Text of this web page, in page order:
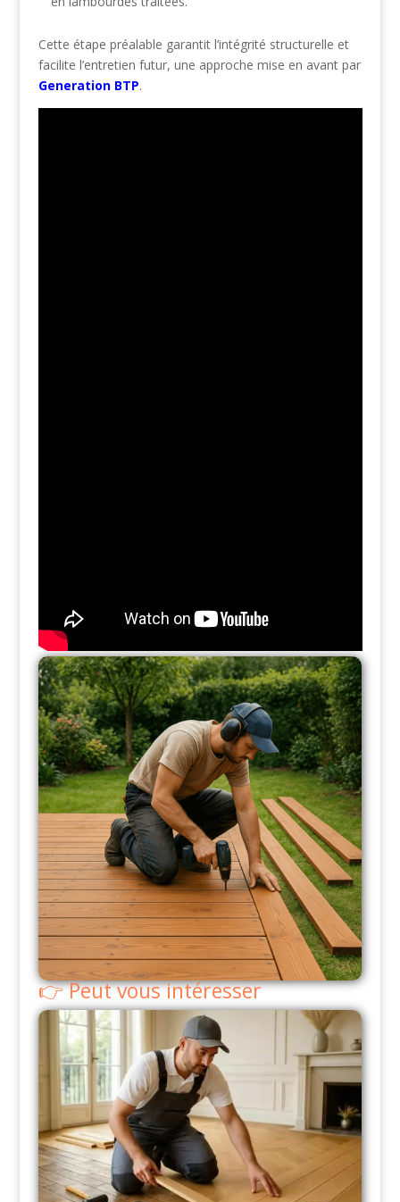
Cette étape préalable garantit l’intégrité structurelle et
facilite l’entretien futur, une approche mise en avant par
Generation BTP.
Peut vous intéresser